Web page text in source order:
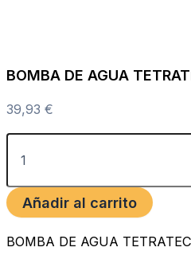
BOMBA DE AGUA
39,93 €
Añadir al carrito
BOMBA DE AGUA